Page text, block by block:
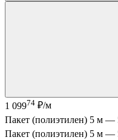
1 09974 ₽/м
Пакет (полиэтилен) 5 м —
Пакет (полиэтилен) 5 м —